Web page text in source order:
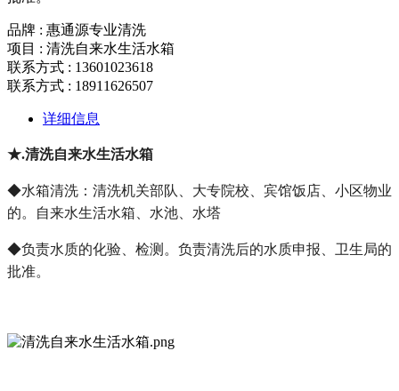
品牌 : 惠通源专业清洗
项目 : 清洗自来水生活水箱
联系方式 : 13601023618
联系方式 : 18911626507
详细信息
★.清洗自来水生活水箱
◆水箱清洗：清洗机关部队、大专院校、宾馆饭店、小区物业
的。自来水生活水箱、水池、水塔
◆负责水质的化验、检测。负责清洗后的水质申报、卫生局的
批准。